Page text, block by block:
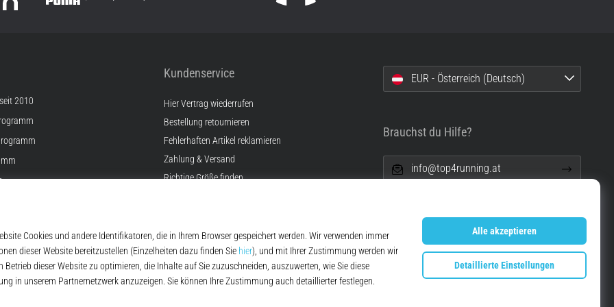
2010
Kundenservice
Hier Vertrag wiederrufen
Bestellung retournieren
Fehlerhaften Artikel reklamieren
Zahlung & Versand
Richtige Größe finden
Widerrufsrecht
Datenschutzerklärung
EUR - Österreich (Deutsch)
Brauchst du Hilfe?
info@top4running.at